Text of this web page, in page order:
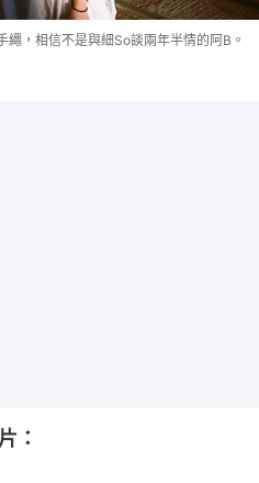
，相信不是與細So談兩年半情的阿B。
：